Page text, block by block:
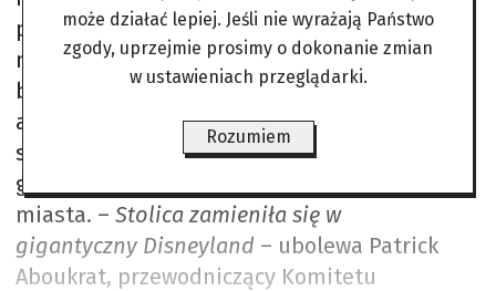
przepychać się, by zrobić zakupy, wsiąść do
metra czy po prostu wyjść z domu. Wzgórze,
będące niegdyś siedzibą
artystycznej bohemy, dziś stało się
symbolem nadmiernej turystyki. Ale
gniew narasta także w innych częściach
miasta. – Stolica zamieniła się w
gigantyczny Disneyland – ubolewa Patrick
Aboukrat, przewodniczący Komitetu
może działać lepiej. Jeśli nie wyrażają Państwo
zgody, uprzejmie prosimy o dokonanie zmian
w ustawieniach przeglądarki.
Rozumiem